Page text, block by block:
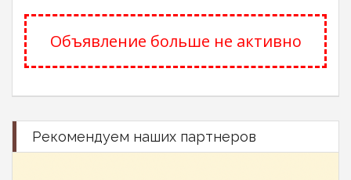
Объявление больше не активно
Рекомендуем наших партнеров